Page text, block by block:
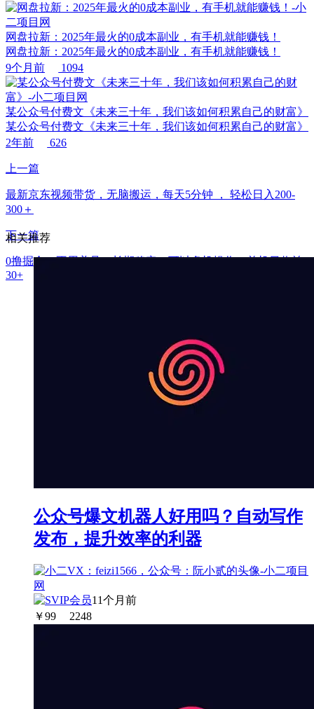
网盘拉新：2025年最火的0成本副业，有手机就能赚钱！
网盘拉新：2025年最火的0成本副业，有手机就能赚钱！
9个月前
1094
某公众号付费文《未来三十年，我们该如何积累自己的财富》
某公众号付费文《未来三十年，我们该如何积累自己的财富》
2年前
626
上一篇
最新京东视频带货，无脑搬运，每天5分钟 ， 轻松日入200-
300＋
下一篇
0撸掘金，不用养号，长期稳定，可以多机操作，单机日收益
30+
相关推荐
公众号爆文机器人好用吗？自动写作
发布，提升效率的利器
11个月前
￥99 2248